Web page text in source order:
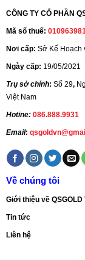
CÔNG TY CỔ PHẦN
Mã số thuế:
Nơi cấp: Sở Kế Hoạch
Ngày cấp: 19/05/2021
Trụ sở chính: Số 29,
Việt Nam
Hotine: 086.888.9931
Email:
Về chúng tôi
Giới thiệu về QSGOLD
Tin tức
Liên hệ